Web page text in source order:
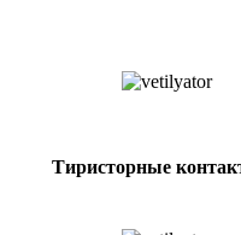
Тиристорные